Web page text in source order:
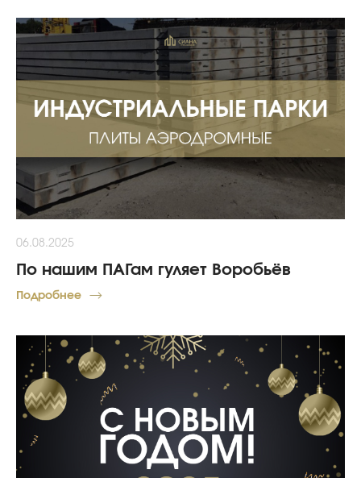
06.08.2025
По нашим ПАГам гуляет Воробьёв
Подробнее